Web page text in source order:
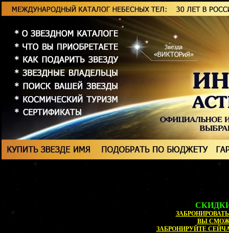
ВЫ
ЗАБРОНИРУЙТЕ